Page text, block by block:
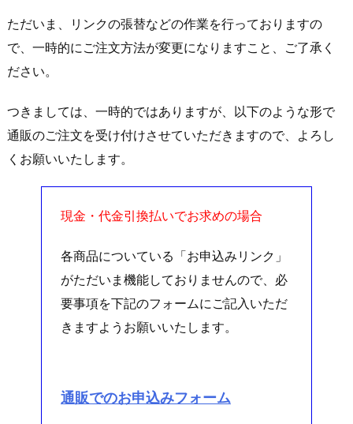
ただいま、リンクの張替などの作業を行っておりますの
で、一時的にご注文方法が変更になりますこと、ご了承く
ださい。
つきましては、一時的ではありますが、以下のような形で
通販のご注文を受け付けさせていただきますので、よろし
くお願いいたします。
現金・代金引換払いでお求めの場合
各商品についている「お申込みリンク」
がただいま機能しておりませんので、必
要事項を下記のフォームにご記入いただ
きますようお願いいたします。
通販でのお申込みフォーム